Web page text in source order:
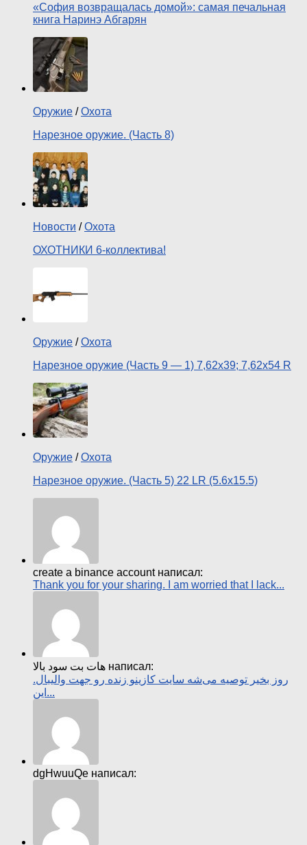
«София возвращалась домой»: самая печальная
книга Наринэ Абгарян
Оружие /Охота
Нарезное оружие. (Часть 8)
Новости /Охота
ОХОТНИКИ 6-коллектива!
Оружие /Охота
Нарезное оружие (Часть 9 — 1) 7,62х39; 7,62х54 R
Оружие /Охота
Нарезное оружие. (Часть 5) 22 LR (5.6х15.5)
create a binance account написал:
Thank you for your sharing. I am worried that I lack...
هات بت سود بالا написал:
روز بخیر توصیه می‌شه سایت کازینو زنده رو جهت والیبال.
این...
dgHwuuQe написал: